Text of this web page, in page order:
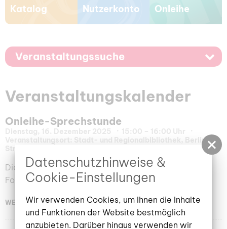
Katalog Nutzerkonto Onleihe
Veranstaltungssuche
Veranstaltungskalender
Onleihe-Sprechstunde
Veranstaltungsort: Stadt- und Regionalbibliothek, Berliner
Straße 13/14 | Multimediakabinett (2.OG)
Dienstags. Ein offenes Angebot für Anfänger und
Fortgeschrittene
WEITERLESEN
Datenschutzhinweise &
Cookie-Einstellungen
Wir verwenden Cookies, um Ihnen die Inhalte
und Funktionen der Website bestmöglich
anzubieten. Darüber hinaus verwenden wir